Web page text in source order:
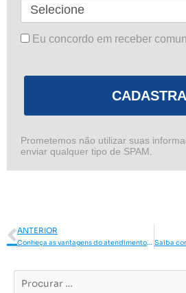
Eu concordo em receber
Prometemos não utilizar suas
enviar qualquer tipo de SPAM.
Anterior
ANTERIOR
Conheça as vantagens do atendimento Cataguá!
Procurar